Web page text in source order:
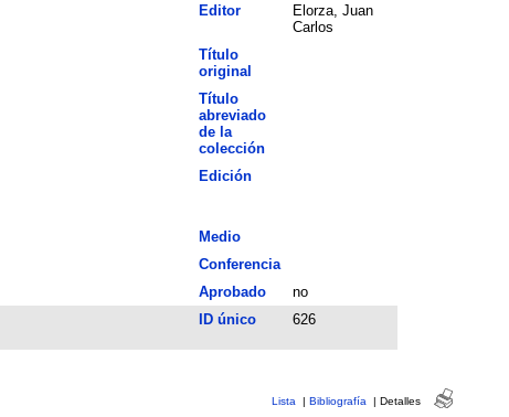
Editor
Elorza, Juan
Carlos
Título
original
Título
abreviado
de la
colección
Edición
Medio
Conferencia
Aprobado
no
ID único 626
Lista | Bibliografía | Detalles